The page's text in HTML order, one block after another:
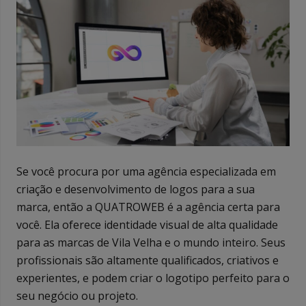
Se você procura por uma agência especializada em
criação e desenvolvimento de logos para a sua
marca, então a QUATROWEB é a agência certa para
você. Ela oferece identidade visual de alta qualidade
para as marcas de Vila Velha e o mundo inteiro. Seus
profissionais são altamente qualificados, criativos e
experientes, e podem criar o logotipo perfeito para o
seu negócio ou projeto.